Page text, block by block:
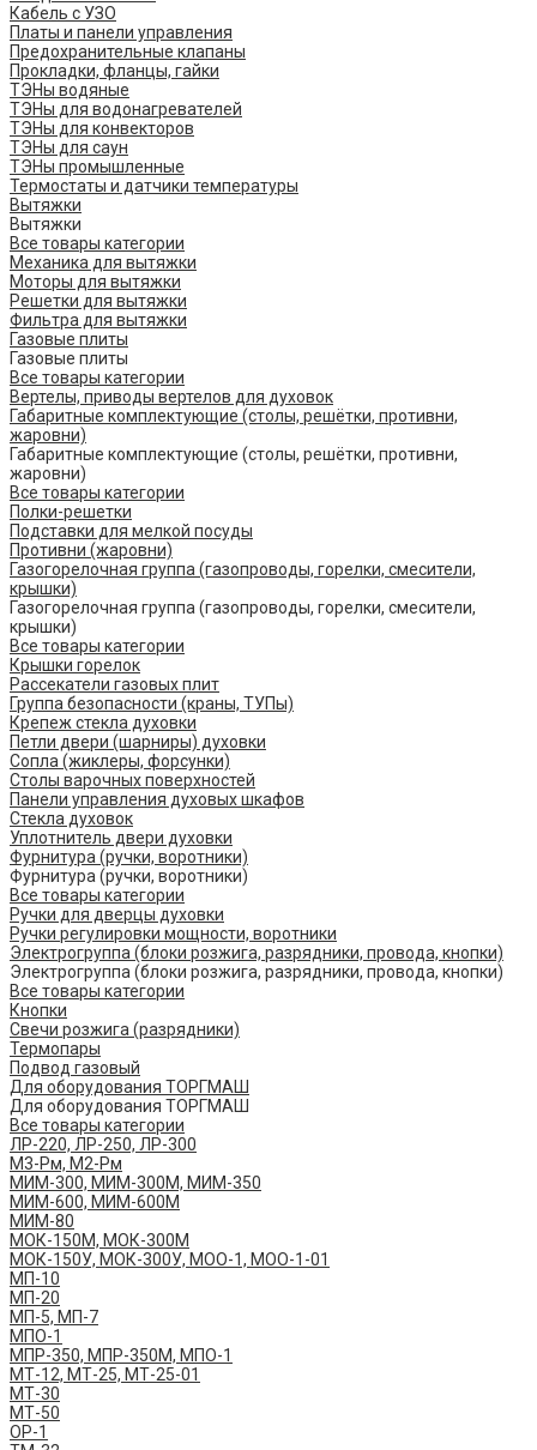
Кабель с УЗО
Платы и панели управления
Предохранительные клапаны
Прокладки, фланцы, гайки
ТЭНы водяные
ТЭНы для водонагревателей
ТЭНы для конвекторов
ТЭНы для саун
ТЭНы промышленные
Термостаты и датчики температуры
Вытяжки
Вытяжки
Все товары категории
Механика для вытяжки
Моторы для вытяжки
Решетки для вытяжки
Фильтра для вытяжки
Газовые плиты
Газовые плиты
Все товары категории
Вертелы, приводы вертелов для духовок
Габаритные комплектующие (столы, решётки, противни,
жаровни)
Габаритные комплектующие (столы, решётки, противни,
жаровни)
Все товары категории
Полки-решетки
Подставки для мелкой посуды
Противни (жаровни)
Газогорелочная группа (газопроводы, горелки, смесители,
крышки)
Газогорелочная группа (газопроводы, горелки, смесители,
крышки)
Все товары категории
Крышки горелок
Рассекатели газовых плит
Группа безопасности (краны, ТУПы)
Крепеж стекла духовки
Петли двери (шарниры) духовки
Сопла (жиклеры, форсунки)
Столы варочных поверхностей
Панели управления духовых шкафов
Стекла духовок
Уплотнитель двери духовки
Фурнитура (ручки, воротники)
Фурнитура (ручки, воротники)
Все товары категории
Ручки для дверцы духовки
Ручки регулировки мощности, воротники
Электрогруппа (блоки розжига, разрядники, провода, кнопки)
Электрогруппа (блоки розжига, разрядники, провода, кнопки)
Все товары категории
Кнопки
Свечи розжига (разрядники)
Термопары
Подвод газовый
Для оборудования ТОРГМАШ
Для оборудования ТОРГМАШ
Все товары категории
ЛР-220, ЛР-250, ЛР-300
М3-Рм, М2-Рм
МИМ-300, МИМ-300М, МИМ-350
МИМ-600, МИМ-600М
МИМ-80
МОК-150М, МОК-300М
МОК-150У, МОК-300У, МОО-1, МОО-1-01
МП-10
МП-20
МП-5, МП-7
МПО-1
МПР-350, МПР-350М, МПО-1
МТ-12, МТ-25, МТ-25-01
МТ-30
МТ-50
ОР-1